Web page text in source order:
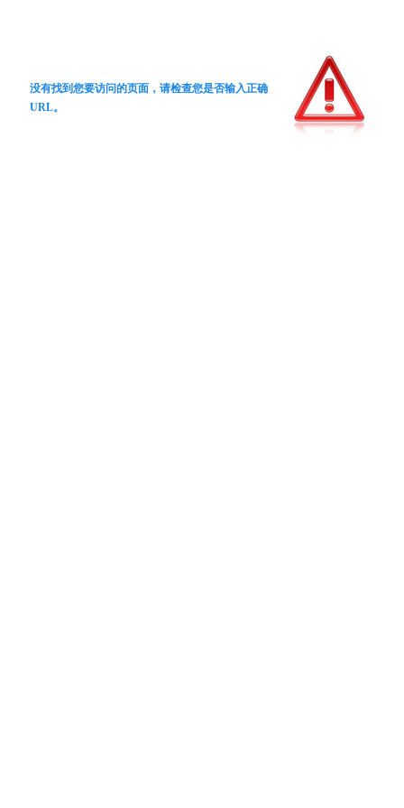
没有找到您要访问的页面，请检查您是否输入正确
URL。